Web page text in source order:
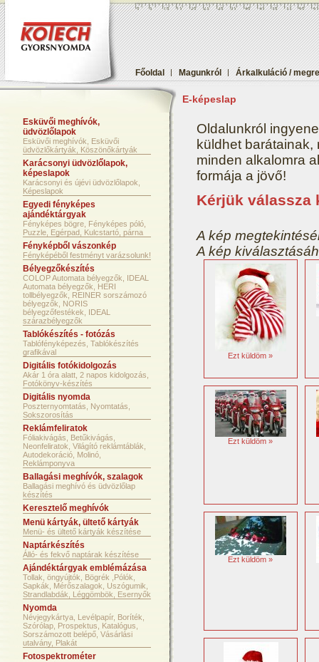
Főoldal | Magunkról | Árkalkuláció /
E-képeslap
Esküvői meghívók,
üdvözlőlapok
Esküvői meghívók, Esküvői
üdvözlőkártyák, Köszönőkártyák
Karácsonyi üdvözlőlapok,
képeslapok
Karácsonyi és újévi üdvözlőlapok,
Képeslapok
Egyedi fényképes
ajándéktárgyak
Fényképes bögre, Fényképes póló,
Puzzle, Egérpad, Kulcstartó, párna
Fényképből vászonkép
Fényképéből festményt varázsolunk!
Bélyegzőkészítés
COLOP Automata bélyegzők, IDEAL
Automata bélyegzők, HERI
tollbélyegzők, REINER sorszámozó
bélyegzők, NORIS
bélyegzőfestékek, IDEAL
szárazbélyegzők
Tablókészítés - fotózás
Tablófényképezés, Tablókészítés
grafikával
Digitális fotókidolgozás
Akár 1 óra alatt, 2 napos kidolgozás,
Fotókönyv-készítés
Digitális nyomda
Poszternyomtatás, Nyomtatás,
Sokszorosítás
Reklámfeliratok
Fóliakivágás, Betűkivágás,
Neonfeliratok, Világító reklámtáblák,
Autodekoráció, Molinó,
Reklámponyva
Ballagási meghívók, szalagok
Ballagási meghívó és üdvözlőlap
készítés
Keresztelő meghívók
Menü kártyák, ültető kártyák
Menü- és ültető kártyák készítése
Naptárkészítés
Álló- és fekvő naptárak készítése
Ajándéktárgyak emblémázása
Tollak, öngyújtók, Bögrék ,Pólók,
Sapkák, Mérőszalagok, Uszógumik,
Strandlabdák, Léggömbök, Esernyők
Nyomda
Névjegykártya, Levélpapír, Boríték,
Szórólap, Prospektus, Katalógus,
Sorszámozott belépő, Vásárlási
utalvány, Plakát
Fotospektrométer
Oldalunkról
küldhet
minden alkalomra
formája a jövő!
Kérjük válassza
A kép
A kép
Ezt küldöm »
Ezt küldöm »
Ezt küldöm »